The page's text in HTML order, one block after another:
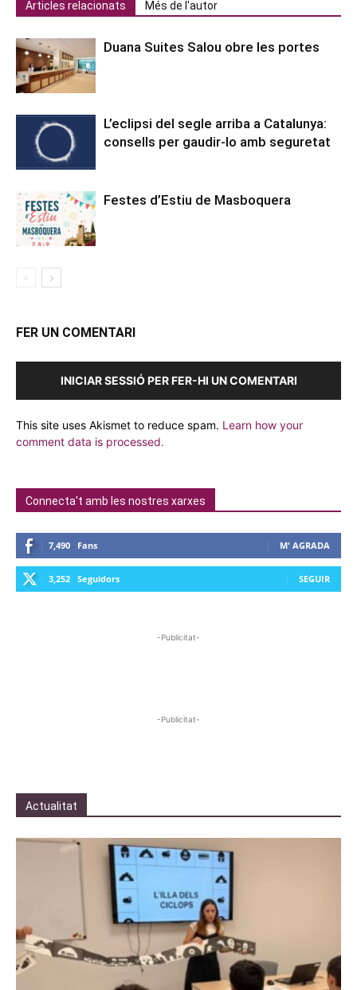
Articles relacionats Més de l'autor
Duana Suites Salou obre les portes
L’eclipsi del segle arriba a Catalunya:
consells per gaudir-lo amb seguretat
Festes d’Estiu de Masboquera
FER UN COMENTARI
INICIAR SESSIÓ PER FER-HI UN COMENTARI
This site uses Akismet to reduce spam. Learn how your
comment data is processed.
Connecta't amb les nostres xarxes
7,490 Fans M' AGRADA
3,252 Seguidors SEGUIR
-Publicitat-
-Publicitat-
Actualitat